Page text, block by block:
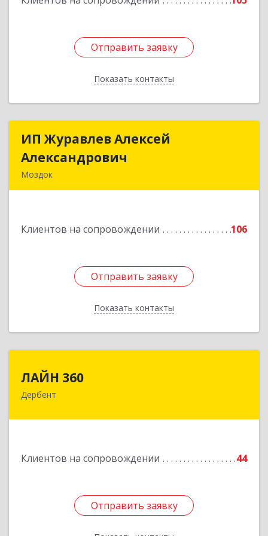
Отправить заявку
Показать контакты
Отправить заявку
Назад
ИП Журавлев Алексей
Александрович
Моздок
Клиентов на сопровождении 106
Отправить заявку
Показать контакты
ИП Журавлев Алексей
Подробнее
Отправить заявку
Назад
ЛАЙН 360
Дербент
Клиентов на сопровождении 44
Отправить заявку
368600, Дагестан Респ, Дербент г, Ю.Гагарина
Отправить заявку